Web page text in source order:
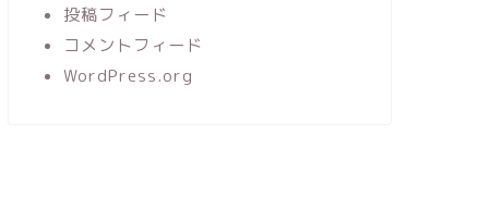
投稿フィード
コメントフィード
WordPress.org